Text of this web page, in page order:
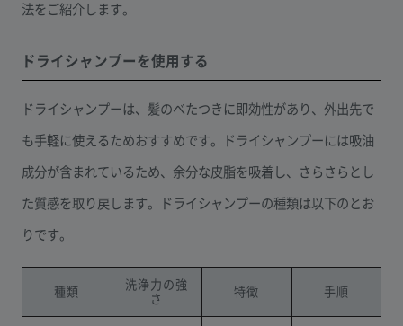
法をご紹介します。
ドライシャンプーを使用する
ドライシャンプーは、髪のべたつきに即効性があり、外出先で
も手軽に使えるためおすすめです。ドライシャンプーには吸油
成分が含まれているため、余分な皮脂を吸着し、さらさらとし
た質感を取り戻します。ドライシャンプーの種類は以下のとお
りです。
種類
洗浄力の強
さ
特徴 手順